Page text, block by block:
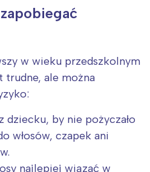
w wieku przedszkolnym
trudne, ale można
dziecku, by nie pożyczało
włosów, czapek ani
najlepiej wiązać w